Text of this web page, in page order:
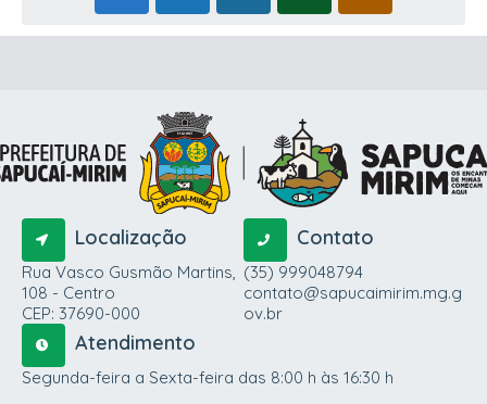
Localização
Rua Vasco Gusmão Martins,
108 - Centro
CEP: 37690-000
Contato
(35) 999048794
contato@sapucaimirim.mg.g
ov.br
Atendimento
Segunda-feira a Sexta-feira das 8:00 h às 16:30 h